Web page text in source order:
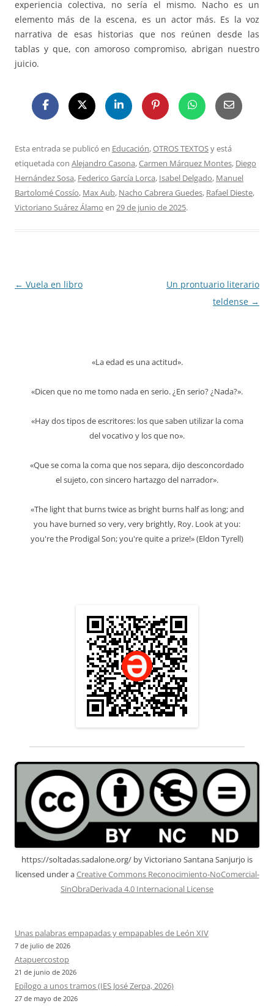
experiencia colectiva, no sería el mismo. Nacho es un
elemento más de la escena, es un actor más. Es la voz
narrativa de esas historias que nos reúnen desde las
tablas y que, con amoroso compromiso, abrigan nuestro
juicio.
Esta entrada se publicó en Educación,OTROS TEXTOSy está
etiquetada con Alejandro Casona,Carmen Márquez Montes, Diego
Hernández Sosa, Federico García Lorca, Isabel Delgado, Manuel
Bartolomé Cossío, Max Aub, Nacho Cabrera Guedes, Rafael Dieste,
Victoriano Suárez Álamo en 29 de junio de 2025.
Navegación
← Vuela en libro
Un prontuario literario
teldense →
«La edad es una actitud».
«Dicen que no me tomo nada en serio. ¿En serio? ¿Nada?».
«Hay dos tipos de escritores: los que saben utilizar la coma
del vocativo y los que no».
«Que se coma la coma que nos separa, dijo desconcordado
el sujeto, con sincero hartazgo del narrador».
«The light that burns twice as bright burns half as long; and
you have burned so very, very brightly, Roy. Look at you:
you're the Prodigal Son; you're quite a prize!» (Eldon Tyrell)
https://soltadas.sadalone.org/ byVictoriano Santana Sanjurjo is
licensed under aCreative Commons Reconocimiento-NoComercial-
SinObraDerivada 4.0 Internacional License
Unas palabras empapadas y empapables de León XIV
7 de julio de 2026
Atapuercostop
21 de junio de 2026
Epílogo a unos tramos (IES José Zerpa, 2026)
27 de mayo de 2026